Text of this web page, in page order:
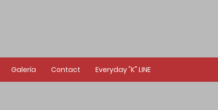
Galería Contact Everyday "K" LINE